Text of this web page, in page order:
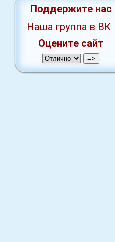
Поддержите нас
Наша группа в ВК
Оцените сайт